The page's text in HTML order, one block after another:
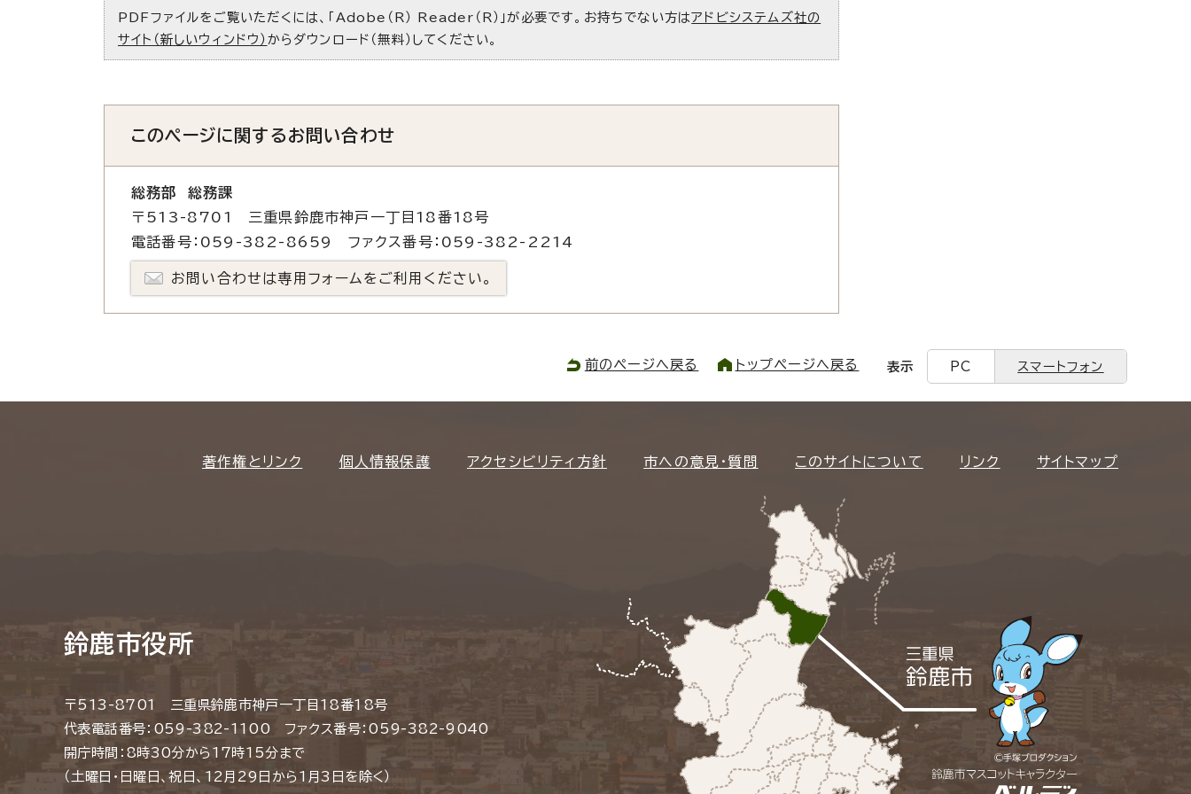
PDFファイルをご覧いただくには、「Adobe（R） Reader（R）」が必要です。お持ちでない方はアドビシステムズ社の
サイト（新しいウィンドウ） からダウンロード（無料）してください。
このページに関するお問い合わせ
総務部 総務課
〒513-8701 三重県鈴鹿市神戸一丁目18番18号
電話番号：059-382-8659 ファクス番号：059-382-2214
お問い合わせは専用フォームをご利用ください。
前のページへ戻る トップページへ戻る 表示 PC スマートフォン
著作権とリンク 個人情報保護 アクセシビリティ方針 市への意見・質問 このサイトについて リンク サイトマップ
鈴鹿市役所
〒513-8701 三重県鈴鹿市神戸一丁目18番18号
代表電話番号：059-382-1100 ファクス番号：059-382-9040
開庁時間：8時30分から17時15分まで
（土曜日・日曜日、祝日、12月29日から1月3日を除く）